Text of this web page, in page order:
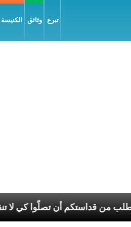
وثائق تبرع
الشبيبة للبابا: نطلب من قداستكم